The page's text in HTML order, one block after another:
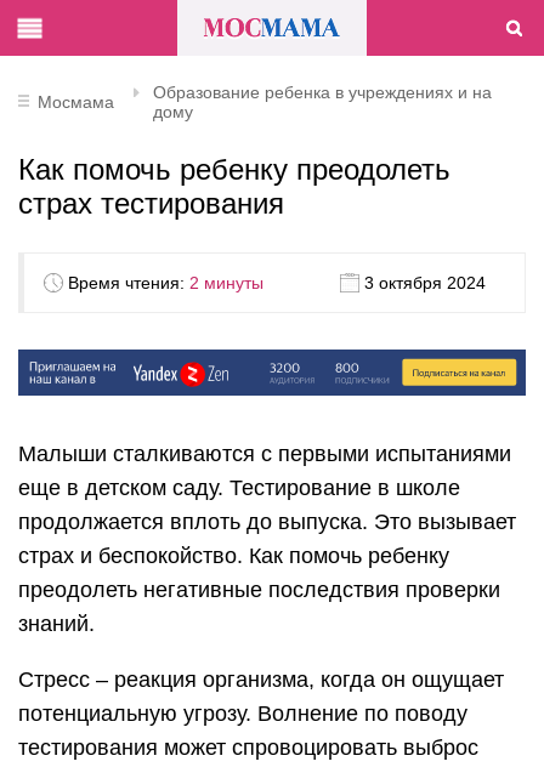
Мосмама
Образование ребенка в учреждениях и на
дому
Как помочь ребенку преодолеть
страх тестирования
Время чтения: 2 минуты 3 октября 2024
Малыши сталкиваются с первыми испытаниями
еще в детском саду. Тестирование в школе
продолжается вплоть до выпуска. Это вызывает
страх и беспокойство. Как помочь ребенку
преодолеть негативные последствия проверки
знаний.
Стресс – реакция организма, когда он ощущает
потенциальную угрозу. Волнение по поводу
тестирования может спровоцировать выброс